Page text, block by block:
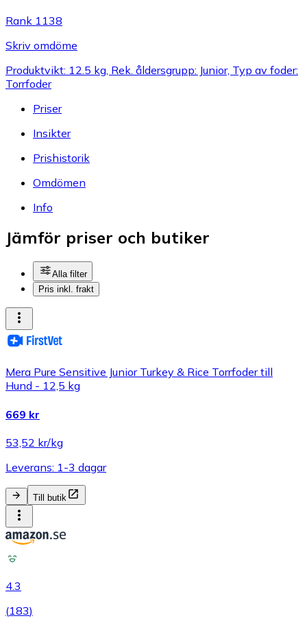
Rank 1138
Skriv omdöme
Produktvikt: 12.5 kg, Rek. åldersgrupp: Junior, Typ av foder:
Torrfoder
Priser
Insikter
Prishistorik
Omdömen
Info
Jämför priser och butiker
Alla filter
Pris inkl. frakt
Mera Pure Sensitive Junior Turkey & Rice Torrfoder till
Hund - 12,5 kg
669 kr
53,52 kr/kg
Leverans: 1-3 dagar
Till butik
4.3
(183)